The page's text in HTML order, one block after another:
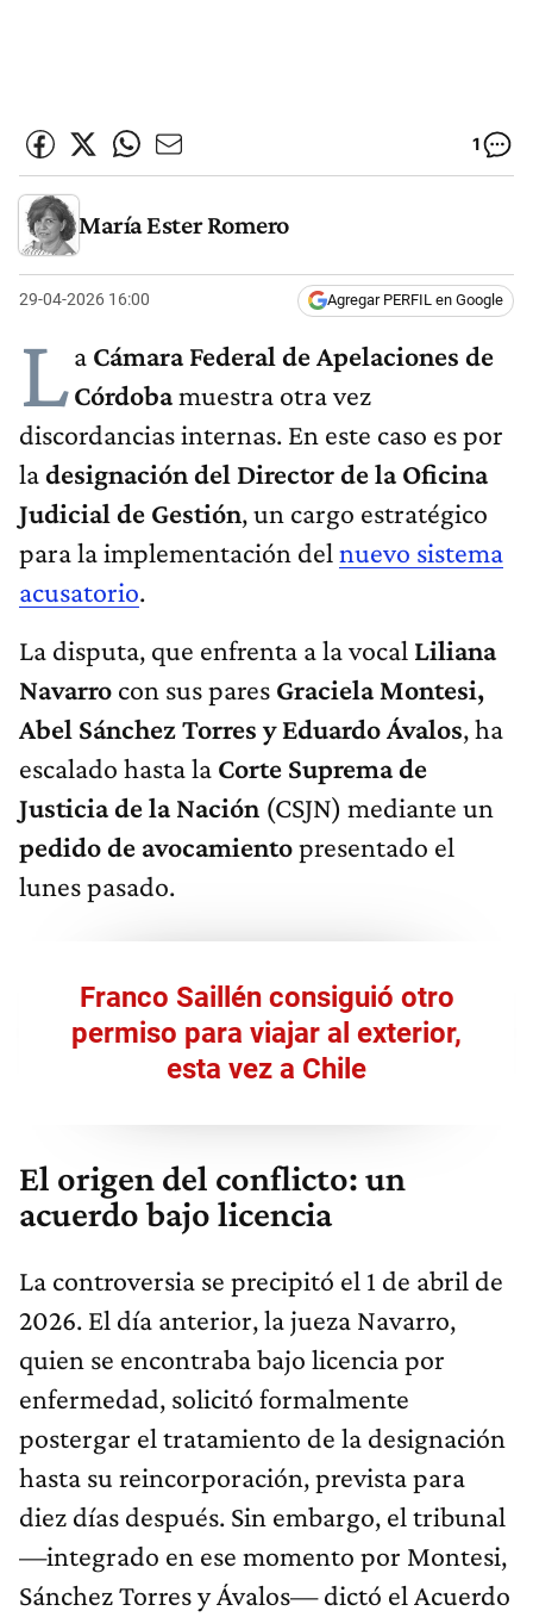
1
María Ester Romero
29-04-2026 16:00 Agregar PERFIL en Google
La Cámara Federal de Apelaciones de
Córdobamuestra otra vez
discordancias internas. En este caso es por
ladesignación del Director de la Oficina
Judicial de Gestión, un cargo estratégico
para la implementación del nuevo sistema
acusatorio.
La disputa, que enfrenta a la vocal Liliana
Navarro con sus pares Graciela Montesi,
Abel Sánchez Torres y Eduardo Ávalos, ha
escalado hasta la Corte Suprema de
Justicia de la Nación (CSJN) mediante un
pedido de avocamientopresentado el
lunes pasado.
Franco Saillén consiguió otro
permiso para viajar al exterior,
esta vez a Chile
El origen del conflicto: un
acuerdo bajo licencia
La controversia se precipitó el 1 de abril de
2026. El día anterior, la jueza Navarro,
quien se encontraba bajo licencia por
enfermedad, solicitó formalmente
postergar el tratamiento de la designación
hasta su reincorporación, prevista para
diez días después. Sin embargo, el tribunal
—integrado en ese momento por Montesi,
Sánchez Torres y Ávalos— dictó el Acuerdo